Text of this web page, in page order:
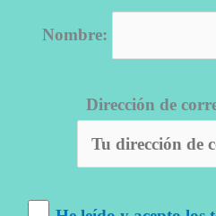
Nombre:
Dirección de